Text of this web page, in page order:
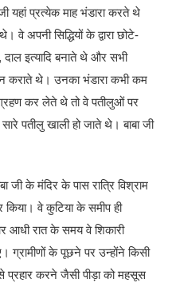
यहां प्रत्येक माह भंडारा करते थे
अपनी सिद्धियों के द्वारा छोटे-
इत्यादि बनाते थे और सभी
कराते थे। उनका भंडारा कभी कम
ग्रहण कर लेते थे तो वे पतीलुओं पर
पतीलु खाली हो जाते थे। बाबा जी
जी के मंदिर के पास रात्रि विश्राम
वे कुटिया के समीप ही
आधी रात के समय वे शिकारी
ग्रामीणों के पूछने पर उन्होंने किसी
प्रहार करने जैसी पीड़ा को महसूस